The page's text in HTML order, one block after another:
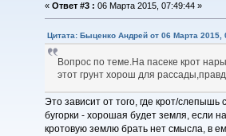
« Ответ #3 : 06 Марта 2015, 07:49:44 »
Цитата: Быценко Андрей от 06 Марта 2015,
Вопрос по теме.На пасеке крот
этот грунт хорош для
Это зависит от того, где крот/
бугорки - хорошая будет земля, если
кротовую землю брать нет смысла, в